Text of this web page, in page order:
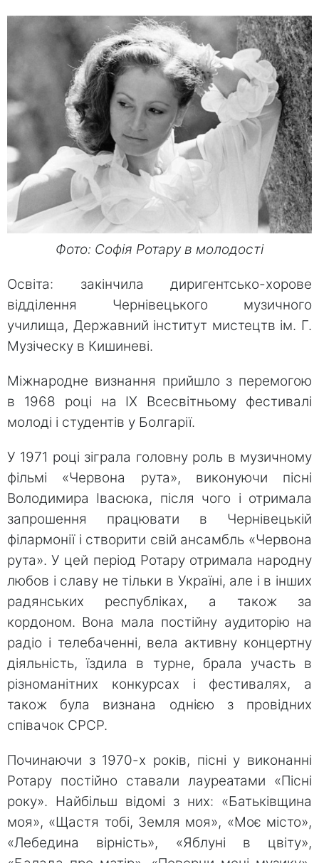
Фото: Софія Ротару в молодості
Освіта: закінчила диригентсько-хорове
відділення Чернівецького музичного
училища, Державний інститут мистецтв ім. Г.
Музіческу в Кишиневі.
Міжнародне визнання прийшло з перемогою
в 1968 році на IX Всесвітньому фестивалі
молоді і студентів у Болгарії.
У 1971 році зіграла головну роль в музичному
фільмі «Червона рута», виконуючи пісні
Володимира Івасюка, після чого і отримала
запрошення працювати в Чернівецькій
філармонії і створити свій ансамбль «Червона
рута». У цей період Ротару отримала народну
любов і славу не тільки в Україні, але і в інших
радянських республіках, а також за
кордоном. Вона мала постійну аудиторію на
радіо і телебаченні, вела активну концертну
діяльність, їздила в турне, брала участь в
різноманітних конкурсах і фестивалях, а
також була визнана однією з провідних
співачок СРСР.
Починаючи з 1970-х років, пісні у виконанні
Ротару постійно ставали лауреатами «Пісні
року». Найбільш відомі з них: «Батьківщина
моя», «Щастя тобі, Земля моя», «Моє місто»,
«Лебедина вірність», «Яблуні в цвіту»,